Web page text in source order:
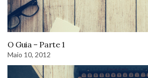
O Guia – Parte 1
Maio 10, 2012